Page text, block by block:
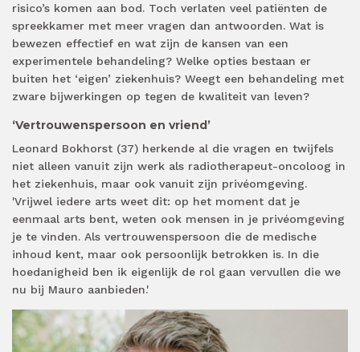
risico’s komen aan bod. Toch verlaten veel patiënten de
spreekkamer met meer vragen dan antwoorden. Wat is
bewezen effectief en wat zijn de kansen van een
experimentele behandeling? Welke opties bestaan er
buiten het ‘eigen’ ziekenhuis? Weegt een behandeling met
zware bijwerkingen op tegen de kwaliteit van leven?
‘Vertrouwenspersoon en vriend’
Leonard Bokhorst (37) herkende al die vragen en twijfels
niet alleen vanuit zijn werk als radiotherapeut-oncoloog in
het ziekenhuis, maar ook vanuit zijn privéomgeving.
'Vrijwel iedere arts weet dit: op het moment dat je
eenmaal arts bent, weten ook mensen in je privéomgeving
je te vinden. Als vertrouwenspersoon die de medische
inhoud kent, maar ook persoonlijk betrokken is. In die
hoedanigheid ben ik eigenlijk de rol gaan vervullen die we
nu bij Mauro aanbieden.'